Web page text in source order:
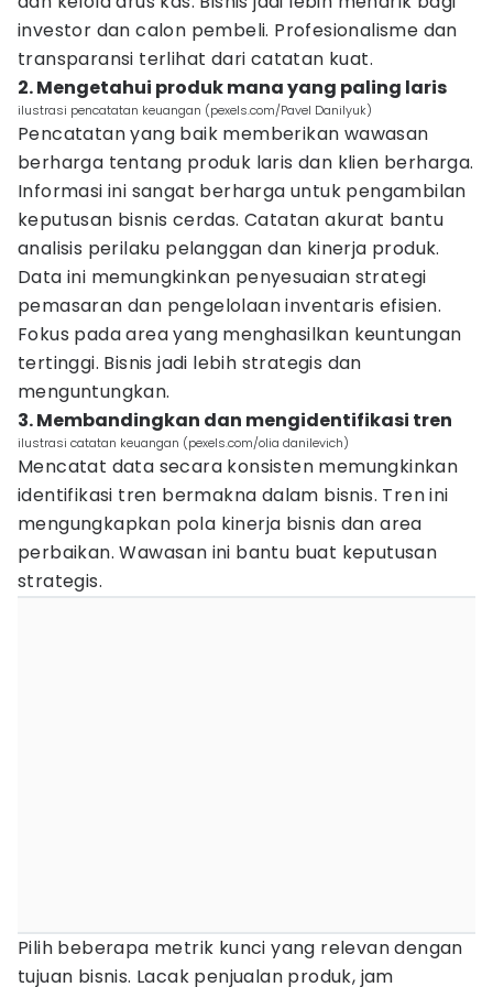
investor dan calon pembeli. Profesionalisme dan
transparansi terlihat dari catatan kuat.
2. Mengetahui produk mana yang paling laris
ilustrasi pencatatan keuangan (pexels.com/Pavel Danilyuk)
Pencatatan yang baik memberikan wawasan
berharga tentang produk laris dan klien berharga.
Informasi ini sangat berharga untuk pengambilan
keputusan bisnis cerdas. Catatan akurat bantu
analisis perilaku pelanggan dan kinerja produk.
Data ini memungkinkan penyesuaian strategi
pemasaran dan pengelolaan inventaris efisien.
Fokus pada area yang menghasilkan keuntungan
tertinggi. Bisnis jadi lebih strategis dan
menguntungkan.
3. Membandingkan dan mengidentifikasi tren
ilustrasi catatan keuangan (pexels.com/olia danilevich)
Mencatat data secara konsisten memungkinkan
identifikasi tren bermakna dalam bisnis. Tren ini
mengungkapkan pola kinerja bisnis dan area
perbaikan. Wawasan ini bantu buat keputusan
strategis.
Pilih beberapa metrik kunci yang relevan dengan
tujuan bisnis. Lacak penjualan produk, jam